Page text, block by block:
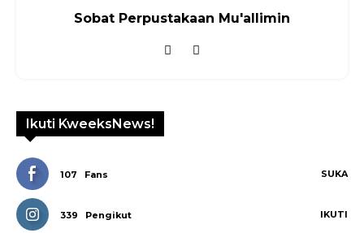
Sobat Perpustakaan Mu'allimin
Ikuti KweeksNews!
107 Fans SUKA
339 Pengikut IKUTI